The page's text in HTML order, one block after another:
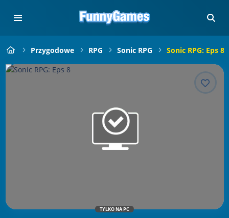
Przygodowe RPG Sonic RPG Sonic RPG: Eps 8
TYLKO NA PC